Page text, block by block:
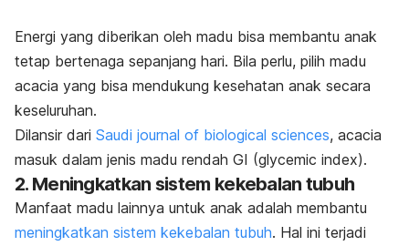
Energi yang diberikan oleh madu bisa membantu anak
tetap bertenaga sepanjang hari. Bila perlu, pilih madu
acacia yang bisa mendukung kesehatan anak secara
keseluruhan.
Dilansir dari Saudi journal of biological sciences, acacia
masuk dalam jenis madu rendah GI (glycemic index).
2. Meningkatkan sistem kekebalan tubuh
Manfaat madu lainnya untuk anak adalah membantu
meningkatkan sistem kekebalan tubuh. Hal ini terjadi